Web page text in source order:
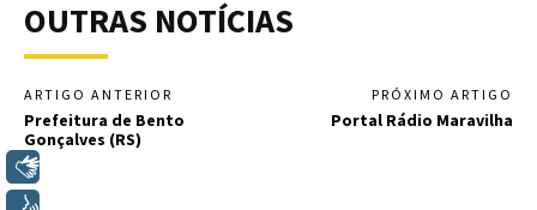
OUTRAS NOTÍCIAS
ARTIGO ANTERIOR
Prefeitura de Bento
Gonçalves (RS)
PRÓXIMO ARTIGO
Portal Rádio Maravilha